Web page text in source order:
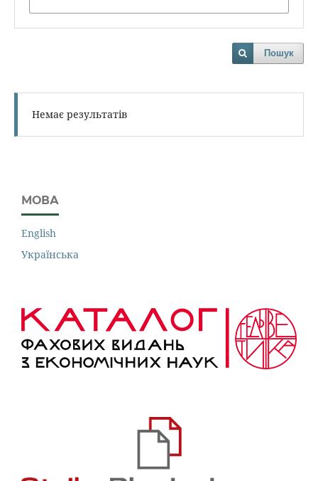
Пошук
Немає результатів
МОВА
English
Українська